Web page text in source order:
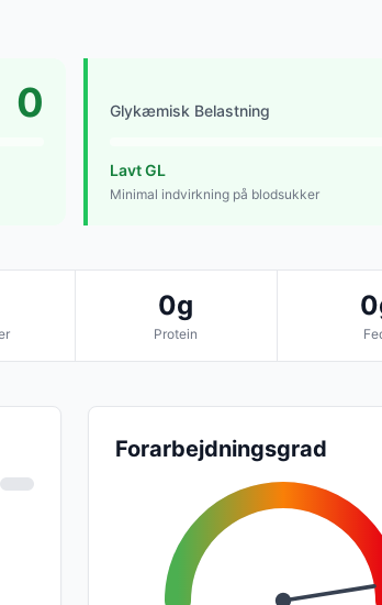
0 Glykæmisk Belastning
Lavt GL
Minimal indvirkning på blodsukker
0g
Protein
Forarbejdningsgrad